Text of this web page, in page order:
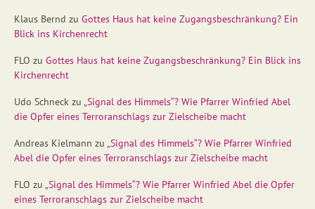
Klaus Bernd zu Gottes Haus hat keine Zugangsbeschränkung? Ein
Blick ins Kirchenrecht
FLO zu Gottes Haus hat keine Zugangsbeschränkung? Ein Blick ins
Kirchenrecht
Udo Schneck zu „Signal des Himmels“? Wie Pfarrer Winfried Abel
die Opfer eines Terroranschlags zur Zielscheibe macht
Andreas Kielmann zu „Signal des Himmels“? Wie Pfarrer Winfried
Abel die Opfer eines Terroranschlags zur Zielscheibe macht
FLO zu „Signal des Himmels“? Wie Pfarrer Winfried Abel die Opfer
eines Terroranschlags zur Zielscheibe macht